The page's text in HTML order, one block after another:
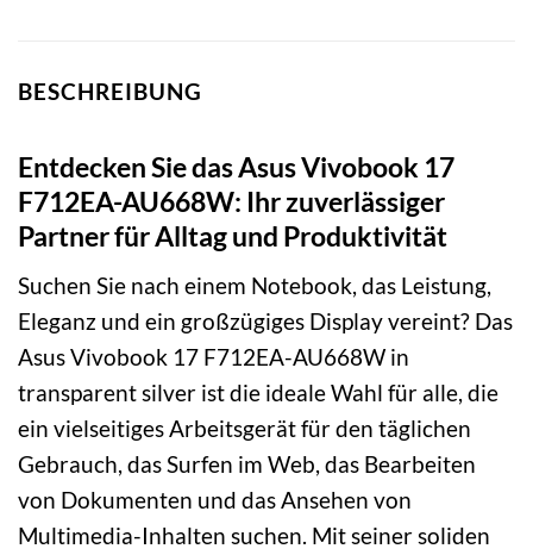
BESCHREIBUNG
Entdecken Sie das Asus Vivobook 17
F712EA-AU668W: Ihr zuverlässiger
Partner für Alltag und Produktivität
Suchen Sie nach einem Notebook, das Leistung,
Eleganz und ein großzügiges Display vereint? Das
Asus Vivobook 17 F712EA-AU668W in
transparent silver ist die ideale Wahl für alle, die
ein vielseitiges Arbeitsgerät für den täglichen
Gebrauch, das Surfen im Web, das Bearbeiten
von Dokumenten und das Ansehen von
Multimedia-Inhalten suchen. Mit seiner soliden